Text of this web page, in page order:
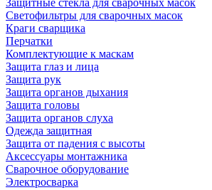
Защитные стекла для сварочных масок
Светофильтры для сварочных масок
Краги сварщика
Перчатки
Комплектующие к маскам
Защита глаз и лица
Защита рук
Защита органов дыхания
Защита головы
Защита органов слуха
Одежда защитная
Защита от падения с высоты
Аксессуары монтажника
Сварочное оборудование
Электросварка